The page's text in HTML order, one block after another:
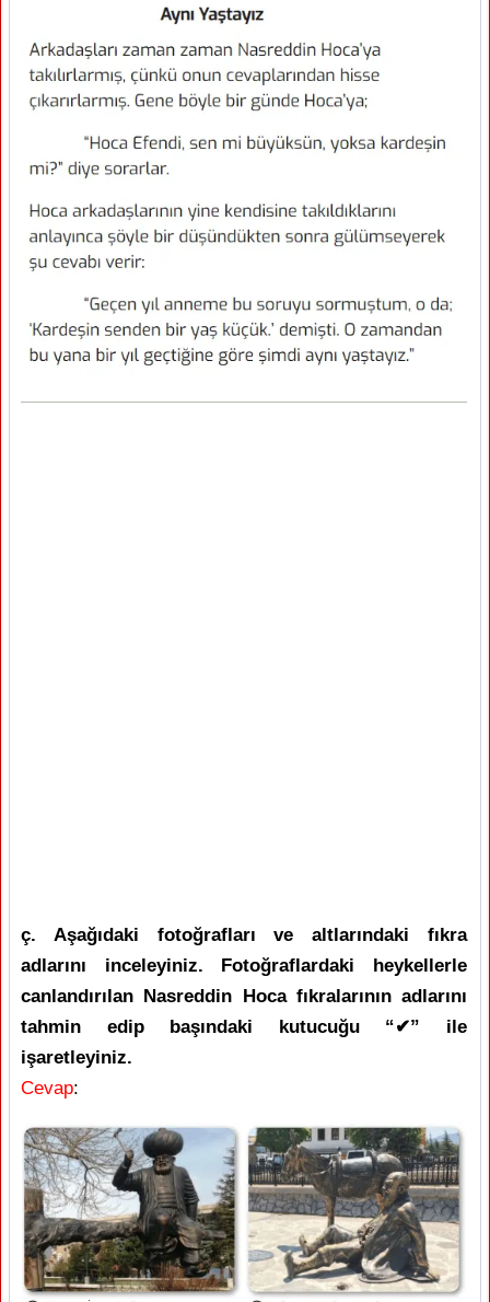
ç. Aşağıdaki fotoğrafları ve altlarındaki fıkra
adlarını inceleyiniz. Fotoğraflardaki heykellerle
canlandırılan Nasreddin Hoca fıkralarının adlarını
tahmin edip başındaki kutucuğu “✔” ile
işaretleyiniz.
Cevap: